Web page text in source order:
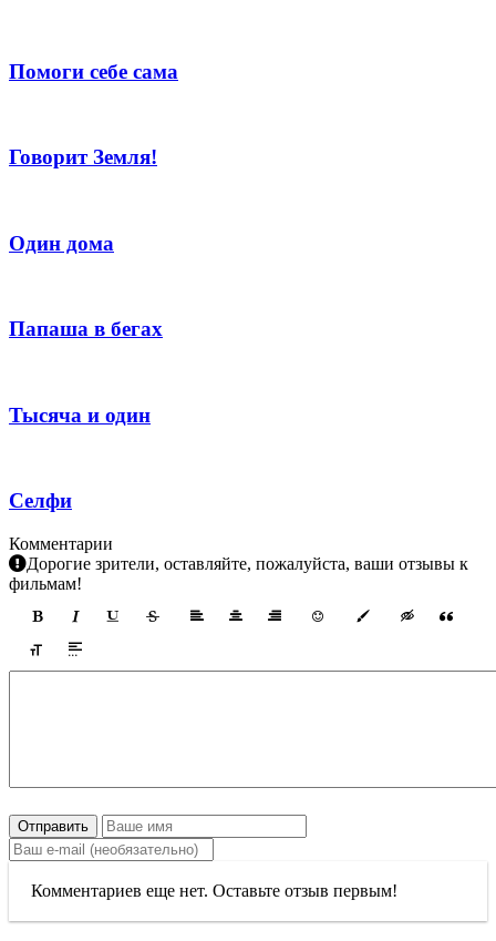
Помоги себе сама
Говорит Земля!
Один дома
Папаша в бегах
Тысяча и один
Селфи
Комментарии
Дорогие зрители, оставляйте, пожалуйста, ваши отзывы к
фильмам!
Отправить
Комментариев еще нет. Оставьте отзыв первым!